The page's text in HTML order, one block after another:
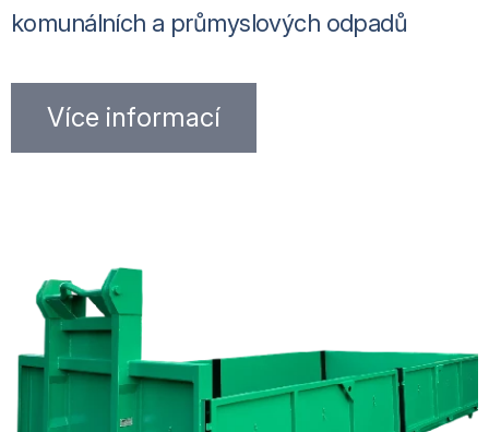
komunálních a průmyslových odpadů
Více informací